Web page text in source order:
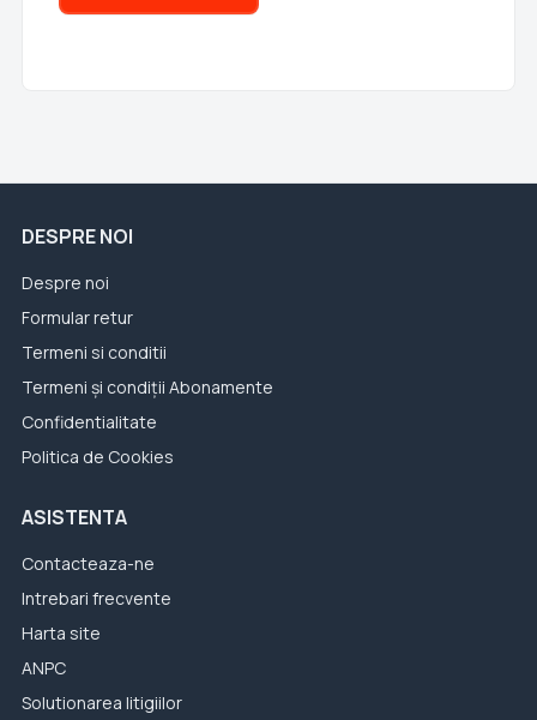
DESPRE NOI
Despre noi
Formular retur
Termeni si conditii
Termeni și condiții Abonamente
Confidentialitate
Politica de Cookies
ASISTENTA
Contacteaza-ne
Intrebari frecvente
Harta site
ANPC
Solutionarea litigiilor